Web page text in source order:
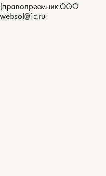
(правопреемник ООО
websol@1c.ru